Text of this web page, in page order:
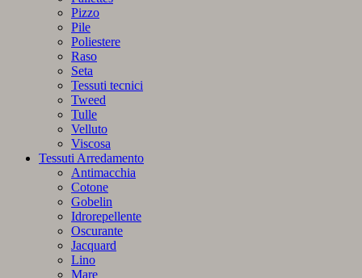
Pizzo
Pile
Poliestere
Raso
Seta
Tessuti tecnici
Tweed
Tulle
Velluto
Viscosa
Tessuti Arredamento
Antimacchia
Cotone
Gobelin
Idrorepellente
Oscurante
Jacquard
Lino
Mare